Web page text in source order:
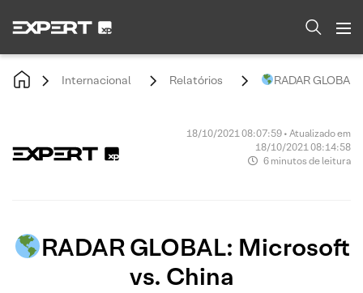
Internacional Relatórios RADAR
18/10/2021 08:07:59 • Atualizado em
18/10/2021 08:14:58
6 minutos de leitura
RADAR GLOBAL: Microsoft
vs. China